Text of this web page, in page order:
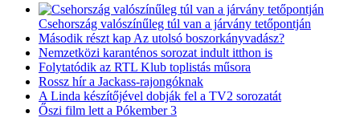
Csehország valószínűleg túl van a járvány tetőpontján
Második részt kap Az utolsó boszorkányvadász?
Nemzetközi karanténos sorozat indult itthon is
Folytatódik az RTL Klub toplistás műsora
Rossz hír a Jackass-rajongóknak
A Linda készítőjével dobják fel a TV2 sorozatát
Őszi film lett a Pókember 3